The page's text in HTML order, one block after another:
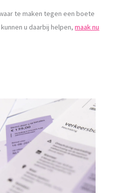
te maken tegen een boete
u daarbij helpen,maak nu